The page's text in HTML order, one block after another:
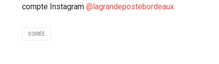
compte Instagram @lagrandepostebordeaux
SOIRÉE